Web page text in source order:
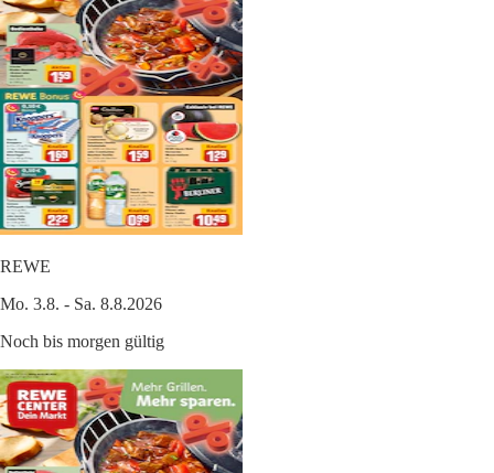
REWE
Mo. 3.8. - Sa. 8.8.2026
Noch bis morgen gültig